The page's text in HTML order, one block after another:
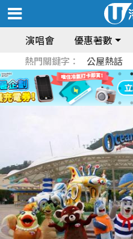
演唱會 優惠著數
熱門關鍵字： 公屋熱話